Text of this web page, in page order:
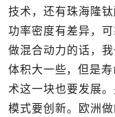
技术，还有珠海隆
功率密度有差异，
做混合动力的话，
体积大一些，但是
术这一块也要发展
模式要创新。欧洲